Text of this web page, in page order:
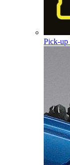
Pick-up